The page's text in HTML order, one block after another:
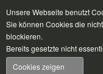
Unsere Webseite benutzt
Sie können Cookies die
blockieren.
Bereits gesetzte nicht
Cookies zeigen